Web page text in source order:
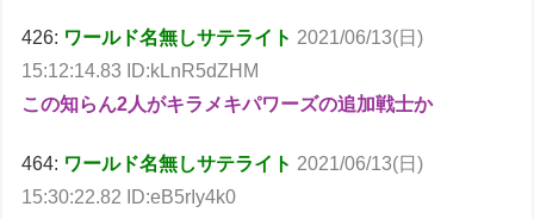
426: ワールド名無しサテライト 2021/06/13(日)
15:12:14.83 ID:kLnR5dZHM
この知らん2人がキラメキパワーズの追加戦士か
464: ワールド名無しサテライト 2021/06/13(日)
15:30:22.82 ID:eB5rIy4k0